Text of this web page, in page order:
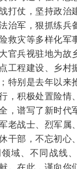
打仗，坚持政治
治军，狠抓练兵
救灾等多样化军
官兵视驻地为故
工程建设、乡村
特别是去年以来
，积极处置险情
，谱写了新时代
老战士、烈军属
干部，不忘初心
域、不同战线
。在此，谨向你